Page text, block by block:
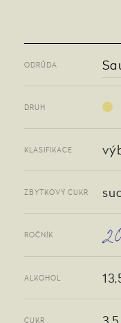
ODRŮDA
DRUH
KLASIFIKACE
ZBYTKOVÝ CUKR
ROČNÍK
ALKOHOL
CUKR